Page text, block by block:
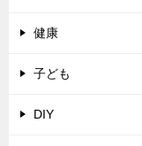
健康
子ども
DIY